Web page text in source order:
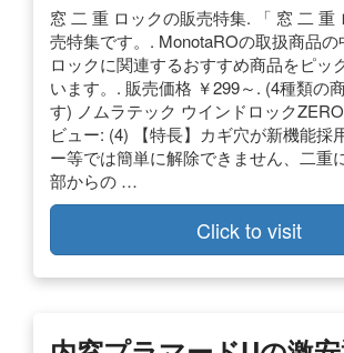
窓 二 重 ロックの販売特集. 「 窓 二 重
売特集です。. MonotaROの取扱商品
ロックに関連するおすすめ商品をピッ
います。. 販売価格 ￥299～. (4種類の
す) ノムラテック ウインドロック
ビュー: (4) 【特長】カギ穴が新機能採
ー等では簡単に解除できません、二重
部からの …
Click to visit